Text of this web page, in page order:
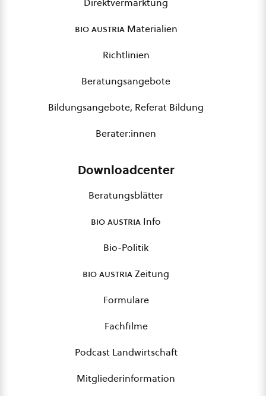
bio austriaMaterialien
Richtlinien
Beratungsangebote
Bildungsangebote, Referat Bildung
Berater:innen
Downloadcenter
Beratungsblätter
bio austria Info
Bio-Politik
bio austriaZeitung
Formulare
Fachfilme
Podcast Landwirtschaft
Mitgliederinformation